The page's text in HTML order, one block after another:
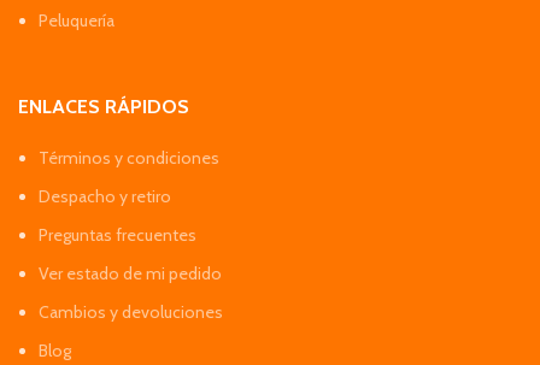
Peluquería
ENLACES RÁPIDOS
Términos y condiciones
Despacho y retiro
Preguntas frecuentes
Ver estado de mi pedido
Cambios y devoluciones
Blog